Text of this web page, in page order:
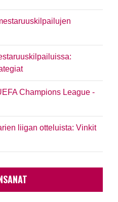
Champions League -
liigan otteluista: Vinkit